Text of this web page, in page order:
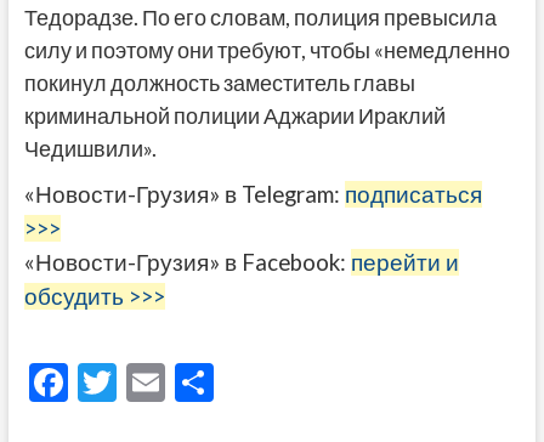
Тедорадзе. По его словам, полиция превысила
силу и поэтому они требуют, чтобы «немедленно
покинул должность заместитель главы
криминальной полиции Аджарии Ираклий
Чедишвили».
«Новости-Грузия» в Telegram: подписаться
>>>
«Новости-Грузия» в Facebook: перейти и
обсудить >>>
F T E О